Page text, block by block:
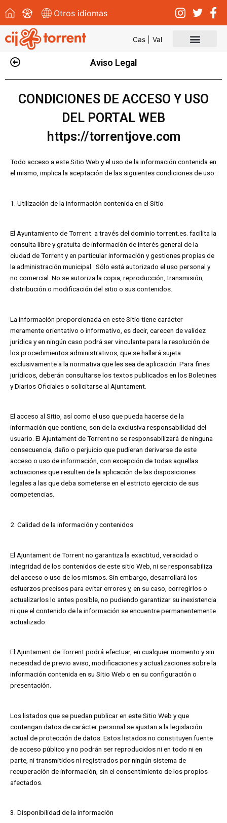
Otros idiomas
Cas | Val
Aviso Legal
CONDICIONES DE ACCESO Y USO
DEL PORTAL WEB
https://torrentjove.com
Todo acceso a este Sitio Web y el uso de la información contenida en
el mismo, implica la aceptación de las siguientes condiciones de uso:
1. Utilización de la información contenida en el Sitio
El Ayuntamiento de Torrent. a través del dominio torrent.es. facilita la
consulta libre y gratuita de información de interés general de la
ciudad de Torrent y en particular información y gestiones propias de
la administración municipal. Sólo está autorizado el uso personal y
no comercial. No se autoriza la copia, reproducción, transmisión,
distribución o modificación del sitio o sus contenidos.
La información proporcionada en este Sitio tiene carácter
meramente orientativo o informativo, es decir, carecen de validez
jurídica y en ningún caso podrá ser vinculante para la resolución de
los procedimientos administrativos, que se hallará sujeta
exclusivamente a la normativa que les sea de aplicación. Para fines
jurídicos, deberán consultarse los textos publicados en los Boletines
y Diarios Oficiales o solicitarse al Ajuntament.
El acceso al Sitio, así como el uso que pueda hacerse de la
información que contiene, son de la exclusiva responsabilidad del
usuario. El Ajuntament de Torrent no se responsabilizará de ninguna
consecuencia, daño o perjuicio que pudieran derivarse de este
acceso o uso de información, con excepción de todas aquellas
actuaciones que resulten de la aplicación de las disposiciones
legales a las que deba someterse en el estricto ejercicio de sus
competencias.
2. Calidad de la información y contenidos
El Ajuntament de Torrent no garantiza la exactitud, veracidad o
integridad de los contenidos de este sitio Web, ni se responsabiliza
del acceso o uso de los mismos. Sin embargo, desarrollará los
esfuerzos precisos para evitar errores y, en su caso, corregirlos o
actualizarlos lo antes posible, no pudiendo garantizar su inexistencia
ni que el contenido de la información se encuentre permanentemente
actualizado.
El Ajuntament de Torrent podrá efectuar, en cualquier momento y sin
necesidad de previo aviso, modificaciones y actualizaciones sobre la
información contenida en su Sitio Web o en su configuración o
presentación.
Los listados que se puedan publicar en este Sitio Web y que
contengan datos de carácter personal se ajustan a la legislación
actual de protección de datos. Estos listados no constituyen fuente
de acceso público y no podrán ser reproducidos ni en todo ni en
parte, ni transmitidos ni registrados por ningún sistema de
recuperación de información, sin el consentimiento de los propios
afectados.
3. Disponibilidad de la información